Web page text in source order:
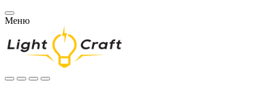
Меню